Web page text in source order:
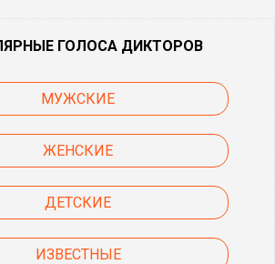
ГОЛОСА ДИКТОРОВ
МУЖСКИЕ
ЖЕНСКИЕ
ДЕТСКИЕ
ИЗВЕСТНЫЕ